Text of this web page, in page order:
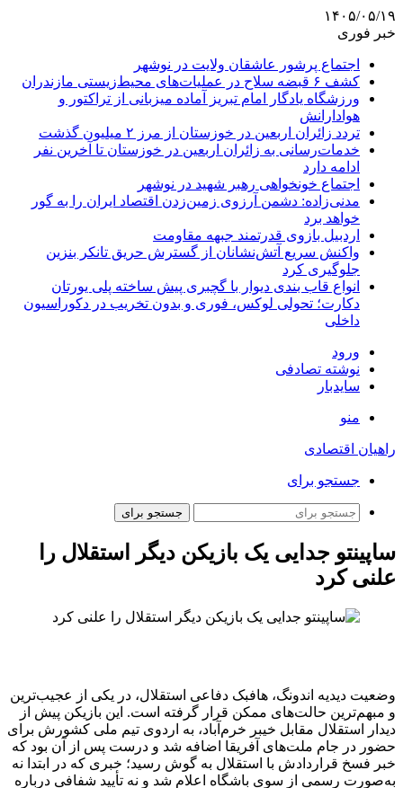
۱۴۰۵/۰۵/۱۹
خبر فوری
اجتماع پرشور عاشقان ولایت در نوشهر
کشف ۶ قبضه سلاح در عملیات‌های محیط‌زیستی مازندران
ورزشگاه یادگار امام تبریز آماده میزبانی از تراکتور و
هوادارانش
تردد زائران اربعین در خوزستان از مرز ۲ میلیون گذشت
خدمات‌رسانی به زائران اربعین در خوزستان تا آخرین نفر
ادامه دارد
اجتماع خونخواهی رهبر شهید در نوشهر
مدنی‌زاده: دشمن آرزوی زمین‌زدن اقتصاد ایران را به گور
خواهد برد
اردبیل بازوی قدرتمند جبهه مقاومت
واکنش سریع آتش‌نشانان از گسترش حریق تانکر بنزین
جلوگیری کرد
انواع قاب بندی دیوار با گچبری پیش ساخته پلی یورتان
دکارت؛ تحولی لوکس، فوری و بدون تخریب در دکوراسیون
داخلی
ورود
نوشته تصادفی
سایدبار
منو
راهیان اقتصادی
جستجو برای
جستجو برای
ساپینتو جدایی یک بازیکن دیگر استقلال را
علنی کرد
وضعیت دیدیه اندونگ، هافبک دفاعی استقلال، در یکی از عجیب‌ترین
و مبهم‌ترین حالت‌های ممکن قرار گرفته است. این بازیکن پیش از
دیدار استقلال مقابل خیبر خرم‌آباد، به اردوی تیم ملی کشورش برای
حضور در جام ملت‌های آفریقا اضافه شد و درست پس از آن بود که
خبر فسخ قراردادش با استقلال به گوش رسید؛ خبری که در ابتدا نه
به‌صورت رسمی از سوی باشگاه اعلام شد و نه تأیید شفافی درباره